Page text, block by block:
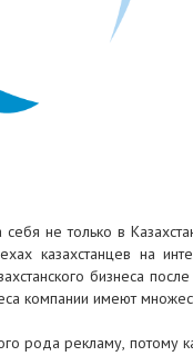
не только в
казахстанцев на
бизнеса
компании имеют
рода рекламу,